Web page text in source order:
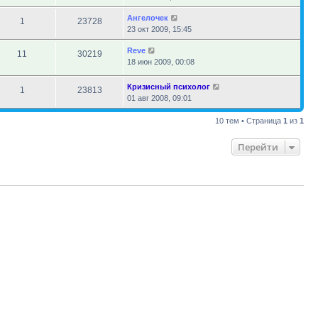
1 23728
Ангелочек
23 окт 2009, 15:45
11 30219
Reve
18 июн 2009, 00:08
1 23813
Кризисный психолог
01 авг 2008, 09:01
10 тем • Страница 1 из 1
Перейти